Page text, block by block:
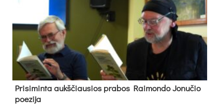
Pri­si­min­ta aukš­čiau­sios pra­bos Rai­mon­do Jo­nu­čio
poe­zi­ja